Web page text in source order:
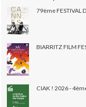
79ème FESTIVAL
BIARRITZ FILM
CIAK ! 2026 -